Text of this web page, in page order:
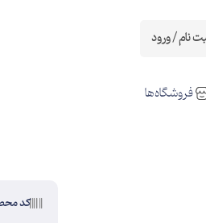
نام / ورود
فروشگاه‌ها
کد محصول: